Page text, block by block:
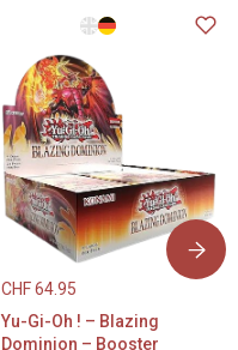
CHF64.95
Yu-Gi-Oh ! – Blazing
Dominion – Booster